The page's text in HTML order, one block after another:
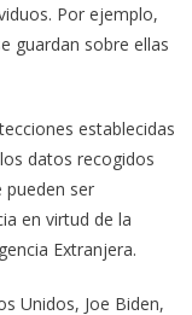
Por ejemplo,
guardan sobre ellas
establecidas
datos recogidos
pueden ser
en virtud de la
Extranjera.
Unidos, Joe Biden,